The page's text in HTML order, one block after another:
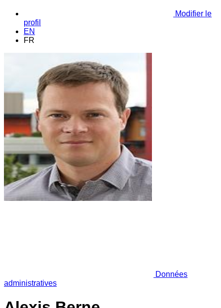
Modifier le
profil
EN
FR
Données
administratives